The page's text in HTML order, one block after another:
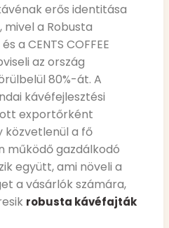
erős identitása
a Robusta
a CENTS COFFEE
az ország
80%-át. A
kávéfejlesztési
exportőrként
közvetlenül a fő
működő gazdálkodó
együtt, ami növeli a
a vásárlók számára,
robusta kávéfajták